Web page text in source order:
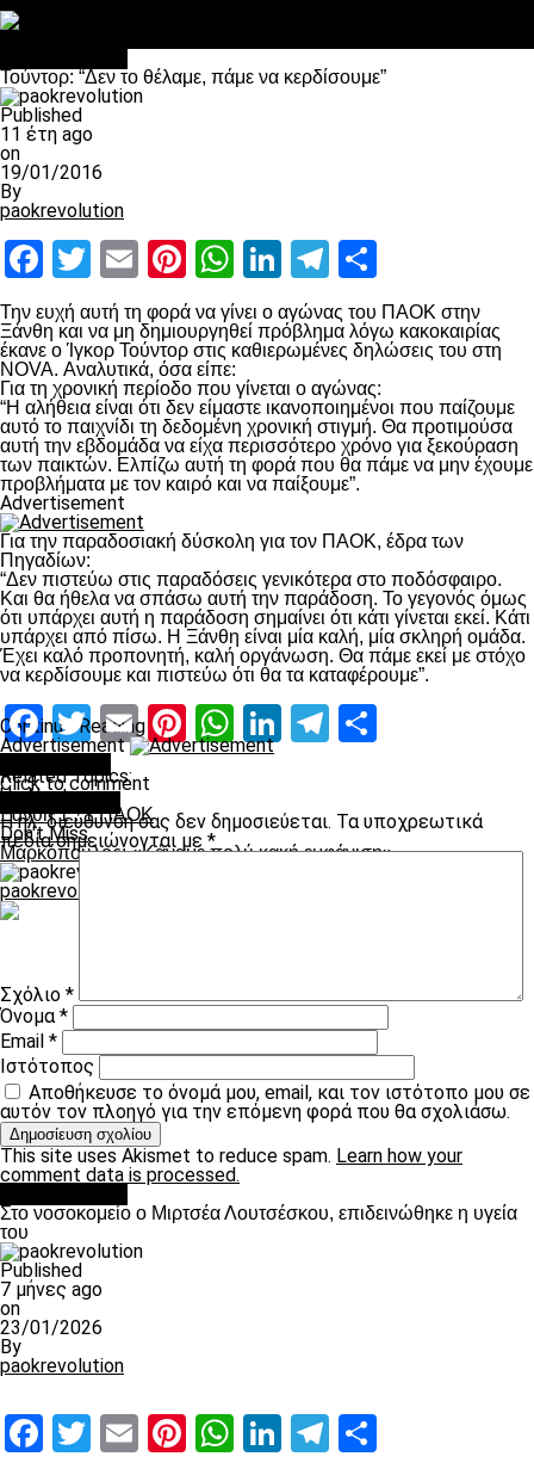
Τούντορ: “Δεν το θέλαμε, πάμε να κερδίσουμε”
Published
11 έτη ago
on
19/01/2016
By
paokrevolution
Facebook
Twitter
EmailPinterest
WhatsApp
LinkedIn
Telegram
Την ευχή αυτή τη φορά να γίνει ο αγώνας του ΠΑΟΚ στην
Ξάνθη και να μη δημιουργηθεί πρόβλημα λόγω κακοκαιρίας
έκανε ο Ίγκορ Τούντορ στις καθιερωμένες δηλώσεις του στη
NOVA. Αναλυτικά, όσα είπε:
Για τη χρονική περίοδο που γίνεται ο αγώνας:
“Η αλήθεια είναι ότι δεν είμαστε ικανοποιημένοι που παίζουμε
αυτό το παιχνίδι τη δεδομένη χρονική στιγμή. Θα προτιμούσα
αυτή την εβδομάδα να είχα περισσότερο χρόνο για ξεκούραση
των παικτών. Ελπίζω αυτή τη φορά που θα πάμε να μην έχουμε
προβλήματα με τον καιρό και να παίξουμε”.
Advertisement
Για την παραδοσιακή δύσκολη για τον ΠΑΟΚ, έδρα των
Πηγαδίων:
“Δεν πιστεύω στις παραδόσεις γενικότερα στο ποδόσφαιρο.
Και θα ήθελα να σπάσω αυτή την παράδοση. Το γεγονός όμως
ότι υπάρχει αυτή η παράδοση σημαίνει ότι κάτι γίνεται εκεί. Κάτι
υπάρχει από πίσω. Η Ξάνθη είναι μία καλή, μία σκληρή ομάδα.
Έχει καλό προπονητή, καλή οργάνωση. Θα πάμε εκεί με στόχο
να κερδίσουμε και πιστεύω ότι θα τα καταφέρουμε”.
Facebook
Twitter
EmailPinterest
WhatsApp
LinkedIn
Telegram
Related Topics:
Up Next
Ξάνθη 1 : 1 ΠΑΟΚ
Don't Miss
Μαρκόπουλος: «Κάναμε πολύ κακή εμφάνιση»
paokrevolution
Continue Reading
Advertisement
Click to comment
Η ηλ. διεύθυνση σας δεν δημοσιεύεται. Τα υποχρεωτικά
πεδία σημειώνονται με *
Σχόλιο *
Όνομα*
Email *
Ιστότοπος
Αποθήκευσε το όνομά μου, email, και τον ιστότοπο μου σε
αυτόν τον πλοηγό για την επόμενη φορά που θα σχολιάσω.
This site uses Akismet to reduce spam. Learn how your
comment data is processed.
Στο νοσοκομείο ο Μιρτσέα Λουτσέσκου, επιδεινώθηκε η υγεία
του
Published
7 μήνες ago
on
23/01/2026
By
paokrevolution
Facebook
Twitter
EmailPinterest
WhatsApp
LinkedIn
Telegram